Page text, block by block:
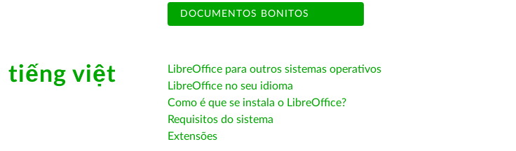
tiếng việt
DOCUMENTOS BONITOS
LibreOffice para outros sistemas operativos
LibreOffice no seu idioma
Como é que se instala o LibreOffice?
Requisitos do sistema
Extensões